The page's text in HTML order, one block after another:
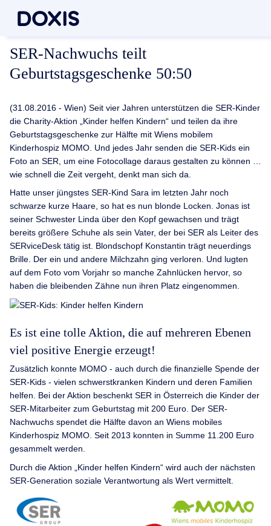
SER-Nachwuchs teilt
Geburtstagsgeschenke 50:50
(31.08.2016 - Wien) Seit vier Jahren unterstützen die SER-Kinder
die Charity-Aktion „Kinder helfen Kindern“ und teilen da ihre
Geburtstagsgeschenke zur Hälfte mit Wiens mobilem
Kinderhospiz MOMO. Und jedes Jahr senden die SER-Kids ein
Foto an SER, um eine Fotocollage daraus gestalten zu können …
wie schnell die Zeit vergeht, denkt man sich da.
Hatte unser jüngstes SER-Kind Sara im letzten Jahr noch
schwarze kurze Haare, so hat es nun blonde Locken. Jonas ist
seiner Schwester Linda über den Kopf gewachsen und trägt
bereits größere Schuhe als sein Vater, der bei SER als Leiter des
SERviceDesk tätig ist. Blondschopf Konstantin trägt neuerdings
Brille. Der ein und andere Milchzahn ging verloren. Und lugten
auf dem Foto vom Vorjahr so manche Zahnlücken hervor, so
haben die bleibenden Zähne nun ihren Platz eingenommen.
Es ist eine tolle Aktion, die auf mehreren Ebenen
viel positive Energie erzeugt!
Zusätzlich konnte MOMO - auch durch die finanzielle Spende der
SER-Kids - vielen schwerstkranken Kindern und deren Familien
helfen. Bei der Aktion beschenkt SER in Österreich die Kinder der
SER-Mitarbeiter zum Geburtstag mit 200 Euro. Der SER-
Nachwuchs spendet die Hälfte davon an Wiens mobiles
Kinderhospiz MOMO. Seit 2013 konnten in Summe 11.200 Euro
gesammelt werden.
Durch die Aktion „Kinder helfen Kindern“ wird auch der nächsten
SER-Generation soziale Verantwortung als Wert vermittelt.